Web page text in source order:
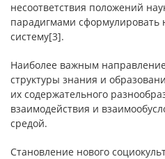
несоответствия положений
парадигмами сформулировать
систему[3].
Наиболее важным
структуры знания и
их содержательного
взаимодействия и
средой.
Становление нового